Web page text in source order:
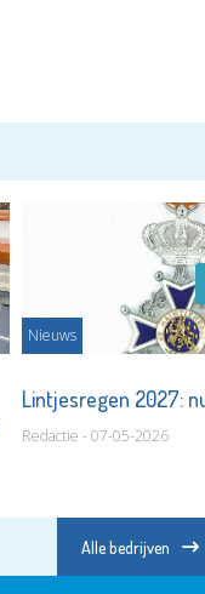
Nieuws
Lintjesregen 2027:
Redactie - 07-05-2026
Alle bedrijven